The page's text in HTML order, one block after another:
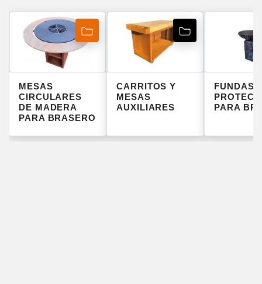
MESAS
CIRCULARES
DE MADERA
PARA BRASERO
CARRITOS Y
MESAS
AUXILIARES
FUNDAS
PARA